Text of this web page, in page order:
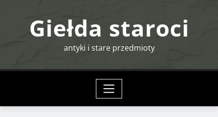
Giełda staroci
antyki i stare przedmioty